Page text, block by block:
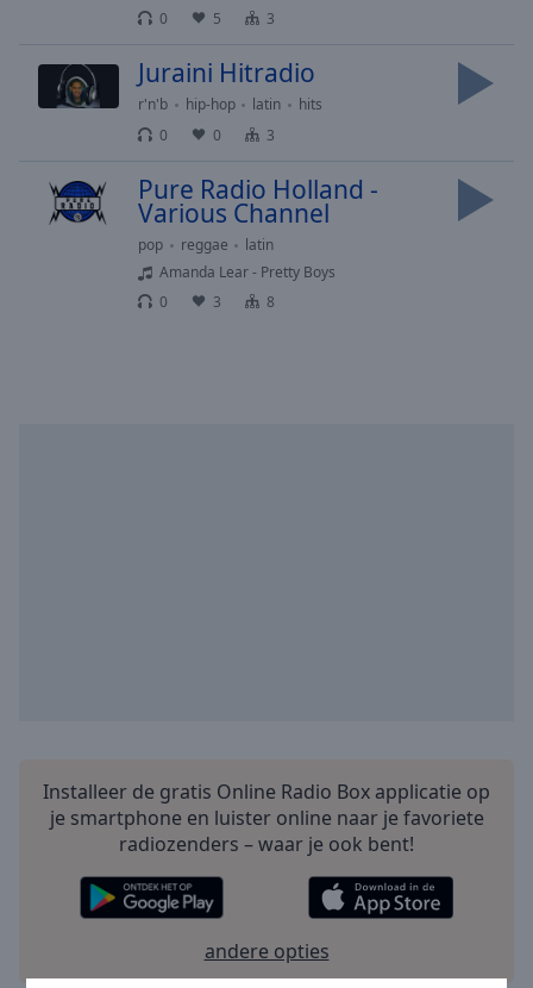
Color
Opacity
Edge
0
5 3
Juraini Hitradio
r'n'b hip-hop latin
hits
0
0 3
Pure Radio Holland -
Various Channel
pop reggae
latin
Amanda Lear - Pretty Boys
0
3 8
Installeer de gratis Online Radio Box applicatie op
je smartphone en luister online naar je favoriete
radiozenders – waar je ook bent!
andere opties